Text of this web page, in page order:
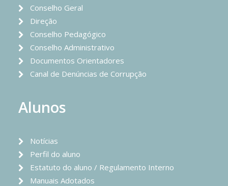
Conselho Geral
Direção
Conselho Pedagógico
Conselho Administrativo
Documentos Orientadores
Canal de Denúncias de Corrupção
Alunos
Notícias
Perfil do aluno
Estatuto do aluno / Regulamento Interno
Manuais Adotados